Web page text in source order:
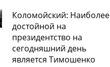
Коломойский: Наиболее
достойной на
президентство на
сегодняшний день
является Тимошенко